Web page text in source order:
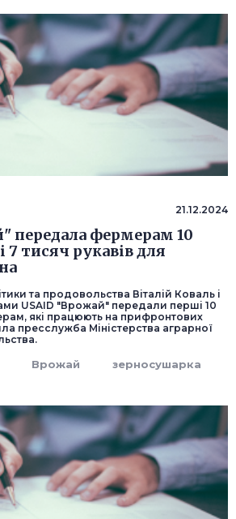
21.12.2024
передала фермерам 10
7 тисяч рукавів для
та продовольства Віталій Коваль і
USAID "Врожай" передали перші 10
які працюють на прифронтових
пресслужба Міністерства аграрної
Врожай зерносушарка